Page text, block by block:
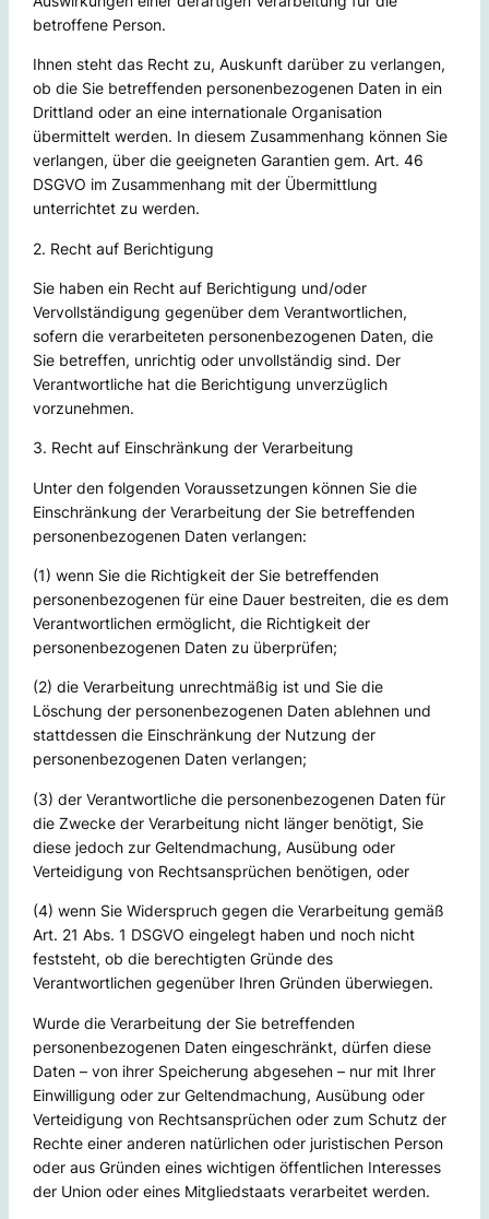
betroffene Person.
Ihnen steht das Recht zu, Auskunft darüber zu verlangen,
ob die Sie betreffenden personenbezogenen Daten in ein
Drittland oder an eine internationale Organisation
übermittelt werden. In diesem Zusammenhang können Sie
verlangen, über die geeigneten Garantien gem. Art. 46
DSGVO im Zusammenhang mit der Übermittlung
unterrichtet zu werden.
2. Recht auf Berichtigung
Sie haben ein Recht auf Berichtigung und/oder
Vervollständigung gegenüber dem Verantwortlichen,
sofern die verarbeiteten personenbezogenen Daten, die
Sie betreffen, unrichtig oder unvollständig sind. Der
Verantwortliche hat die Berichtigung unverzüglich
vorzunehmen.
3. Recht auf Einschränkung der Verarbeitung
Unter den folgenden Voraussetzungen können Sie die
Einschränkung der Verarbeitung der Sie betreffenden
personenbezogenen Daten verlangen:
(1) wenn Sie die Richtigkeit der Sie betreffenden
personenbezogenen für eine Dauer bestreiten, die es dem
Verantwortlichen ermöglicht, die Richtigkeit der
personenbezogenen Daten zu überprüfen;
(2) die Verarbeitung unrechtmäßig ist und Sie die
Löschung der personenbezogenen Daten ablehnen und
stattdessen die Einschränkung der Nutzung der
personenbezogenen Daten verlangen;
(3) der Verantwortliche die personenbezogenen Daten für
die Zwecke der Verarbeitung nicht länger benötigt, Sie
diese jedoch zur Geltendmachung, Ausübung oder
Verteidigung von Rechtsansprüchen benötigen, oder
(4) wenn Sie Widerspruch gegen die Verarbeitung gemäß
Art. 21 Abs. 1 DSGVO eingelegt haben und noch nicht
feststeht, ob die berechtigten Gründe des
Verantwortlichen gegenüber Ihren Gründen überwiegen.
Wurde die Verarbeitung der Sie betreffenden
personenbezogenen Daten eingeschränkt, dürfen diese
Daten – von ihrer Speicherung abgesehen – nur mit Ihrer
Einwilligung oder zur Geltendmachung, Ausübung oder
Verteidigung von Rechtsansprüchen oder zum Schutz der
Rechte einer anderen natürlichen oder juristischen Person
oder aus Gründen eines wichtigen öffentlichen Interesses
der Union oder eines Mitgliedstaats verarbeitet werden.